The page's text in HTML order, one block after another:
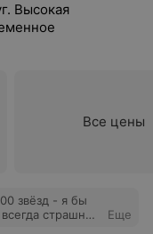
Высокая
Все цены
звёзд - я бы
Еще